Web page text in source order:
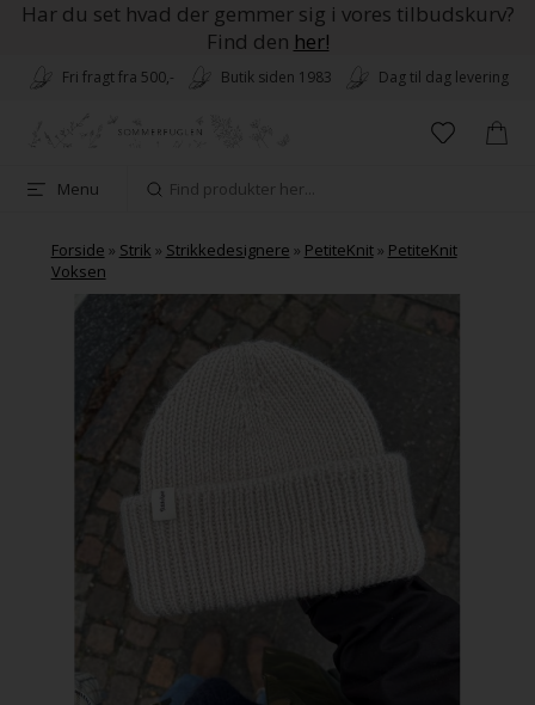
Har du set hvad der gemmer sig i vores tilbudskurv?
Find den her!
Fri fragt fra 500,- Butik siden 1983 Dag til dag levering
Menu
Forside » Strik » Strikkedesignere » PetiteKnit» PetiteKnit
Voksen